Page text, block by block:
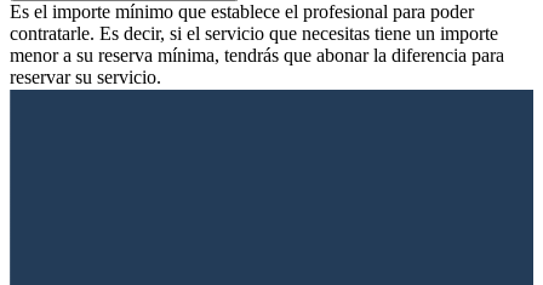
Es el importe mínimo que establece el profesional para poder
contratarle. Es decir, si el servicio que necesitas tiene un importe
menor a su reserva mínima, tendrás que abonar la diferencia para
reservar su servicio.